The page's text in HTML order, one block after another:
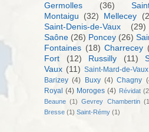
Germolles
(36)
Montaigu
(32) Mellecey
Saint-Denis-de-Vaux
(29)
Saône (26) Poncey (26)
Fontaines (18) Charrecey
Fort
(12) Russilly (11)
Vaux (11) Saint-Mard-de-Vaux
Barizey (4) Buxy (4) Chagny
Royal (4) Moroges (4) Révidat
Beaune (1) Gevrey Chambertin
Bresse (1) Saint-Rémy (1)